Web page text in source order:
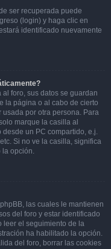
ser recuperada puede
(login) y haga clic en
identificado nuevamente
foro, sus datos se guardan
la página o al cabo de cierto
por otra persona. Para
marque la casilla al
un PC compartido, e.j.
Si no ve la casilla, significa
la opción.
las cuales le mantienen
del foro y estar identificado
leer el seguimiento de la
ha habilitado la opción.
del foro, borrar las cookies